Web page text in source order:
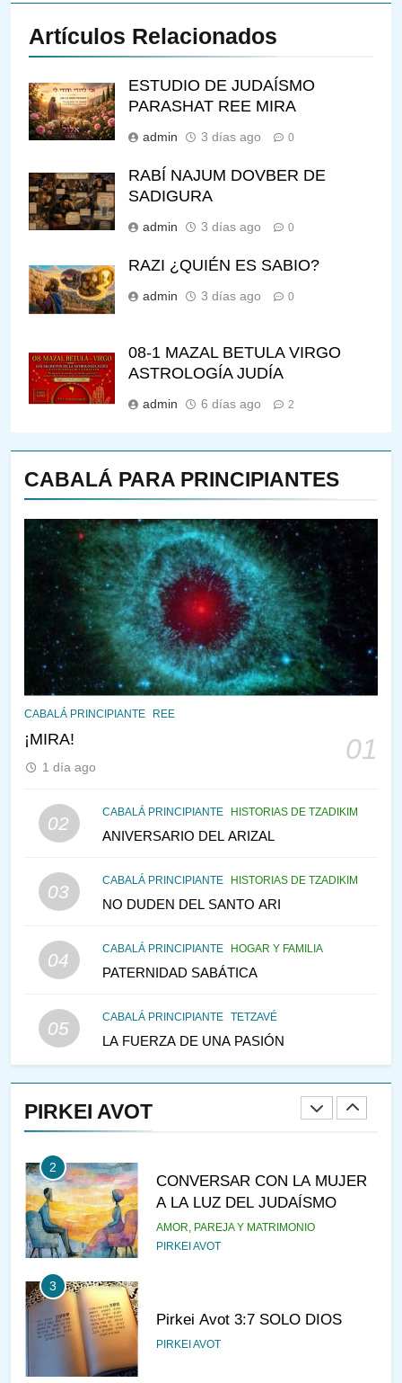
CABALÁ PARA PRINCIPIANTES
CABALÁ PRINCIPIANTE REE
¡MIRA! 01
1 día ago
02
CABALÁ PRINCIPIANTE HISTORIAS DE TZADIKIM
ANIVERSARIO DEL ARIZAL
03
CABALÁ PRINCIPIANTE HISTORIAS DE TZADIKIM
NO DUDEN DEL SANTO ARI
04
CABALÁ PRINCIPIANTE HOGAR Y FAMILIA
PATERNIDAD SABÁTICA
05
CABALÁ PRINCIPIANTE TETZAVÉ
LA FUERZA DE UNA PASIÓN
PIRKEI AVOT
¿QUIÉN ES SABIO? EL QUE
VE LO QUE VA A NACER
PENSAMIENTO JUDÍO PIRKEI AVOT
145
CABALÁ Y JASIDUT: EL
CONSEJO DE LOS PADRES
146
TEMPLO Y LA ALEGRÍA EN
VEAMOS ¿POR QUÉ
IEHOSHÚA? Y LA QUEJA DE
1
RAZI ¿QUIÉN ES SABIO?
2
CONVERSAR CON LA MUJER
A LA LUZ DEL JUDAÍSMO
AMOR, PAREJA Y MATRIMONIO
PIRKEI AVOT
3
Pirkei Avot 3:7 SOLO DIOS
PIRKEI AVOT
Artículos Relacionados
ESTUDIO DE JUDAÍSMO
PARASHAT REE MIRA
admin 3 días ago 0
RABÍ NAJUM DOVBER DE
SADIGURA
admin 3 días ago 0
RAZI ¿QUIÉN ES SABIO?
admin 3 días ago 0
08-1 MAZAL BETULA VIRGO
ASTROLOGÍA JUDÍA
admin 6 días ago 2